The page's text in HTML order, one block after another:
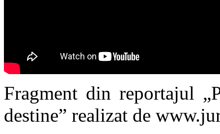
Fragment din reportajul
destine” realizat de